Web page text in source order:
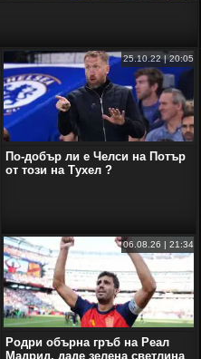
25.10.22 | 20:05
По-добър ли е Челси на Потър
от този на Тухел ?
06.08.26 | 21:34
Родри обърна гръб на Реал
Мадрид, даде зелена светлина